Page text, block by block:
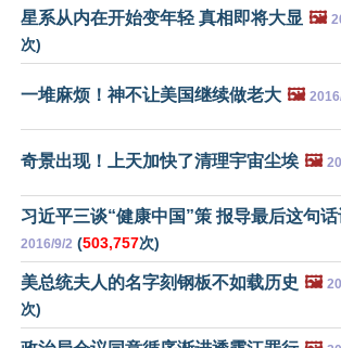
星系从内在开始变年轻 真相即将大显 🖼️
次)
一堆麻烦！神不让美国继续做老大 🖼️
奇景出现！上天加快了清理宇宙尘埃 🖼️
习近平三谈“健康中国”策 报导最后这句
2016/9/2 (503,757次)
美总统夫人的名字刻钢板不如载历史 🖼️
次)